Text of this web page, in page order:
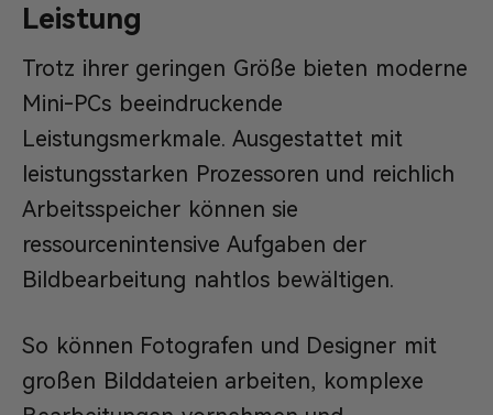
Leistung
Trotz ihrer geringen Größe bieten moderne
Mini-PCs beeindruckende
Leistungsmerkmale. Ausgestattet mit
leistungsstarken Prozessoren und reichlich
Arbeitsspeicher können sie
ressourcenintensive Aufgaben der
Bildbearbeitung nahtlos bewältigen.
So können Fotografen und Designer mit
großen Bilddateien arbeiten, komplexe